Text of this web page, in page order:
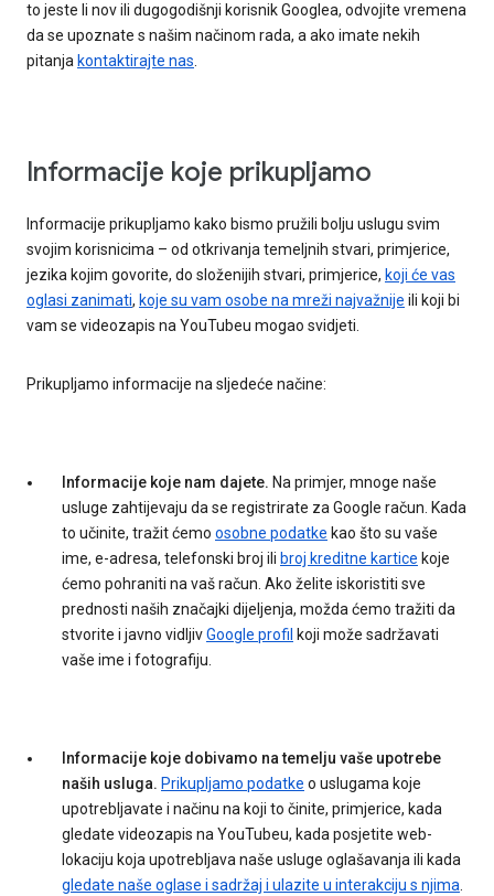
to jeste li nov ili dugogodišnji korisnik Googlea, odvojite vremena
da se upoznate s našim načinom rada, a ako imate nekih
pitanja kontaktirajte nas.
Informacije koje prikupljamo
Informacije prikupljamo kako bismo pružili bolju uslugu svim
svojim korisnicima – od otkrivanja temeljnih stvari, primjerice,
jezika kojim govorite, do složenijih stvari, primjerice, koji će vas
oglasi zanimati, koje su vam osobe na mreži najvažnije ili koji bi
vam se videozapis na YouTubeu mogao svidjeti.
Prikupljamo informacije na sljedeće načine:
Informacije koje nam dajete. Na primjer, mnoge naše
usluge zahtijevaju da se registrirate za Google račun. Kada
to učinite, tražit ćemo osobne podatke kao što su vaše
ime, e-adresa, telefonski broj ili broj kreditne kartice koje
ćemo pohraniti na vaš račun. Ako želite iskoristiti sve
prednosti naših značajki dijeljenja, možda ćemo tražiti da
stvorite i javno vidljivGoogle profil koji može sadržavati
vaše ime i fotografiju.
Informacije koje dobivamo na temelju vaše upotrebe
naših usluga. Prikupljamo podatke o uslugama koje
upotrebljavate i načinu na koji to činite, primjerice, kada
gledate videozapis na YouTubeu, kada posjetite web-
lokaciju koja upotrebljava naše usluge oglašavanja ili kada
gledate naše oglase i sadržaj i ulazite u interakciju s njima.